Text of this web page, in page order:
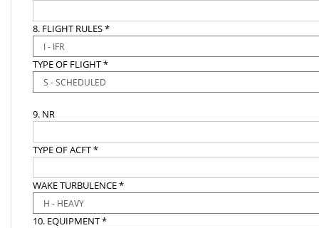
8. FLIGHT RULES *
TYPE OF FLIGHT *
9. NR
TYPE OF ACFT *
WAKE TURBULENCE *
10. EQUIPMENT *